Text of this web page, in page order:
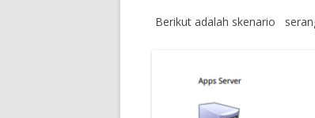
Berikut adalah skenario